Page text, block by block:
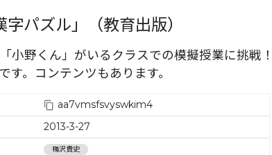
字パズル」（教育出版）
小野くん」がいるクラスでの模擬授業に挑戦
す。コンテンツもあります。
aa7vmsfsvyswkim4
2013-3-27
梅沢貴史